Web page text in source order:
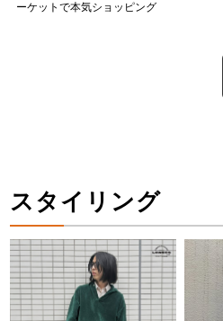
ーケットで本気ショッピング
スタイリング